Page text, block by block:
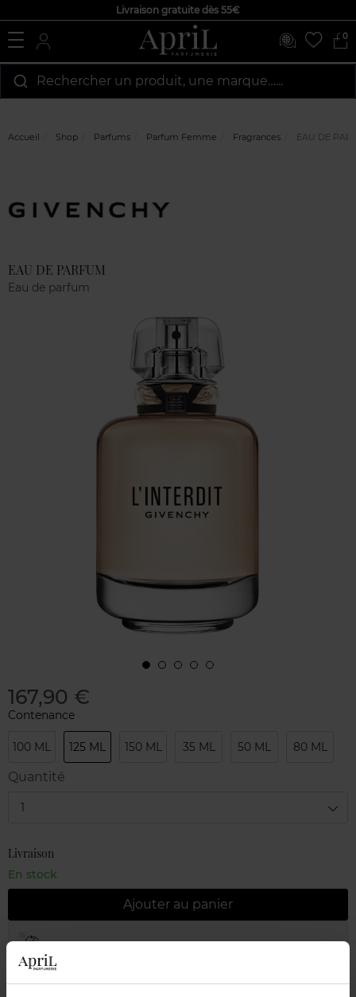
Livraison gratuite dès 55€
0
Rechercher un produit, une marque…...
Accueil Shop Parfums Parfum Femme Fragrances EAU DE
EAU DE PARFUM
Eau de parfum
167,90 €
Contenance
100 ML 125 ML 150 ML 35 ML 50 ML 80 ML
Quantité
1
Livraison
En stock
Ajouter au panier